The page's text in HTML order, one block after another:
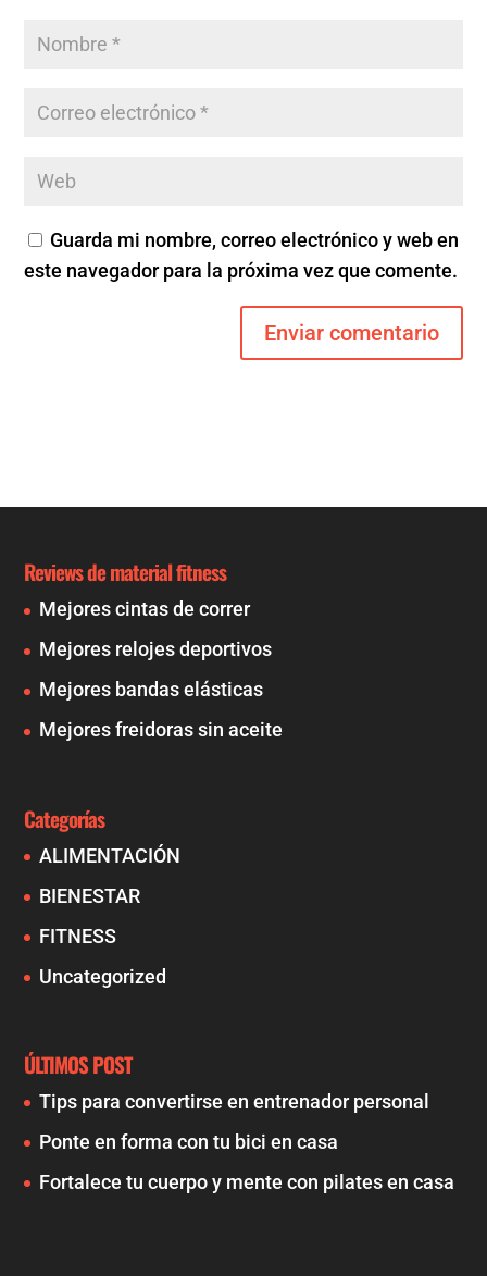
Guarda mi nombre, correo electrónico y web en
este navegador para la próxima vez que comente.
Reviews de material fitness
Mejores cintas de correr
Mejores relojes deportivos
Mejores bandas elásticas
Mejores freidoras sin aceite
Categorías
ALIMENTACIÓN
BIENESTAR
FITNESS
Uncategorized
ÚLTIMOS POST
Tips para convertirse en entrenador personal
Ponte en forma con tu bici en casa
Fortalece tu cuerpo y mente con pilates en casa